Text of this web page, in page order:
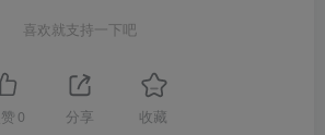
喜欢就支持一下吧
0 分享 收藏